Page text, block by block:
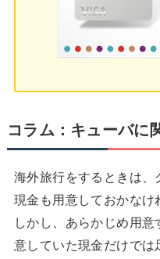
コラム：キューバに
海外旅行をするときは、
現金も用意しておかなけ
しかし、あらかじめ用
意していた現金だけで